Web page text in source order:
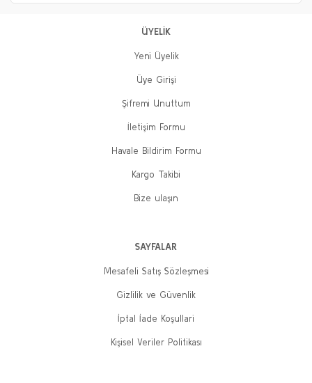
ÜYELİK
Yeni Üyelik
Üye Girişi
Şifremi Unuttum
İletişim Formu
Havale Bildirim Formu
Kargo Takibi
Bize ulaşın
SAYFALAR
Mesafeli Satış Sözleşmesi
Gizlilik ve Güvenlik
İptal İade Koşullari
Kişisel Veriler Politikası